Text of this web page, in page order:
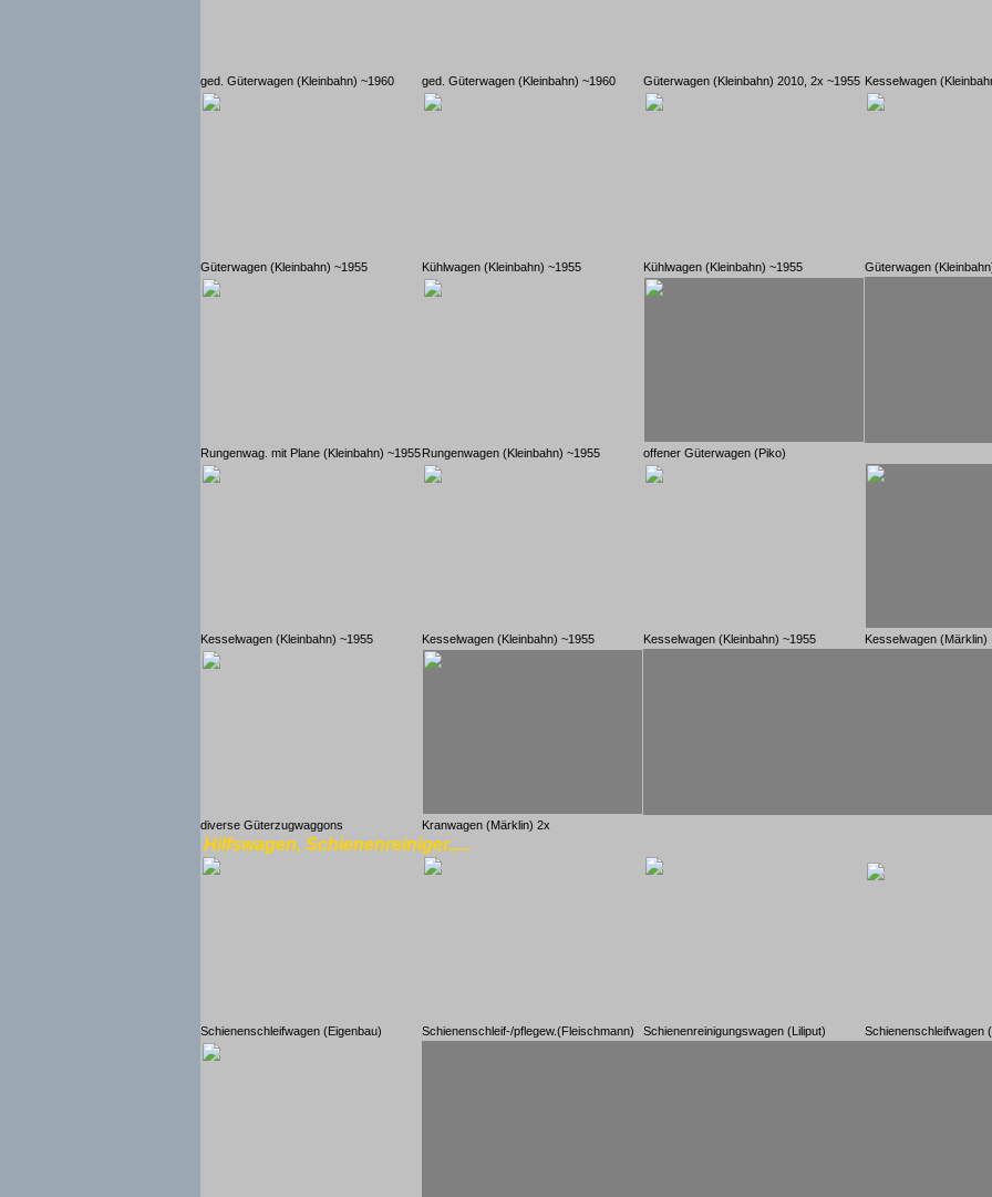
ged. Güterwagen (Kleinbahn) ~1960 ged. Güterwagen (Kleinbahn) ~1960 Güterwagen (Kleinbahn) 2010, 2x ~1955 Kesselwagen
Güterwagen (Kleinbahn) ~1955 Kühlwagen (Kleinbahn) ~1955 Kühlwagen (Kleinbahn) ~1955 Güterwagen
Rungenwag. mit Plane (Kleinbahn) ~1955Rungenwagen (Kleinbahn) ~1955 offener Güterwagen (Piko)
Kesselwagen (Kleinbahn) ~1955 Kesselwagen (Kleinbahn) ~1955 Kesselwagen (Kleinbahn) ~1955 Kesselwagen (Märklin)
diverse Güterzugwaggons Kranwagen (Märklin) 2x
Hilfswagen, Schienenreiniger,....
Schienenschleifwagen (Eigenbau) Schienenschleif-/pflegew.(Fleischmann) Schienenreinigungswagen (Liliput) Schienenschleifwagen